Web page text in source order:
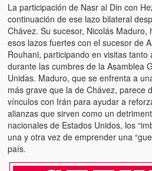
La participación de Nasr al Din con
continuación de ese lazo bilateral
Chávez. Su sucesor, Nicolás
esos lazos fuertes con el sucesor de
Rouhani, participando en visitas
durante las cumbres de la Asamblea
Unidas. Maduro, que se enfrenta a
más grave que la de Chávez, parece
vínculos con Irán para ayudar a
alianzas que sirven como un
nacionales de Estados Unidos, los
una y otra vez de emprender una
país.